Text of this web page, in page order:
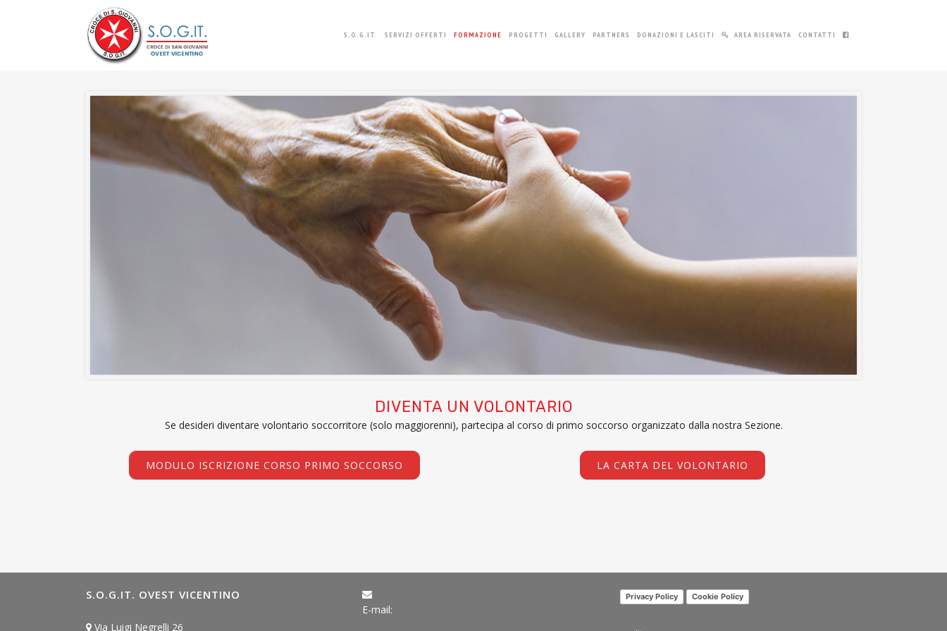
S.O.G.IT. SERVIZI OFFERTI FORMAZIONE PROGETTI GALLERY PARTNERS DONAZIONI E LASCITI AREA RISERVATA CONTATTI
DIVENTA UN VOLONTARIO
Se desideri diventare volontario soccorritore (solo maggiorenni), partecipa al corso di primo soccorso organizzato dalla nostra Sezione.
MODULO ISCRIZIONE CORSO PRIMO SOCCORSO LA CARTA DEL VOLONTARIO
S.O.G.IT. OVEST VICENTINO
Via Luigi Negrelli 26
E-mail:
Privacy Policy Cookie Policy